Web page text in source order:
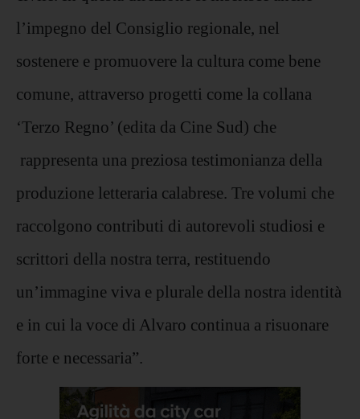
l’impegno del Consiglio regionale, nel
sostenere e promuovere la cultura come bene
comune, attraverso progetti come la collana
‘Terzo Regno’ (edita da Cine Sud) che
rappresenta una preziosa testimonianza della
produzione letteraria calabrese. Tre volumi che
raccolgono contributi di autorevoli studiosi e
scrittori della nostra terra, restituendo
un’immagine viva e plurale della nostra identità
e in cui la voce di Alvaro continua a risuonare
forte e necessaria”.